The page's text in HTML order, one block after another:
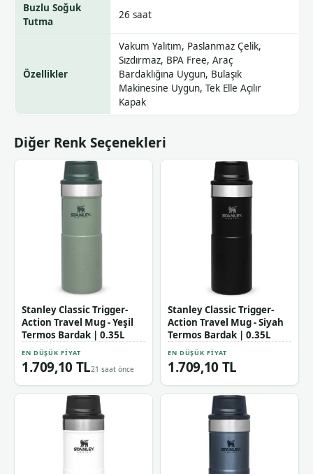
Buzlu Soğuk
Tutma
26 saat
Özellikler
Vakum Yalıtım, Paslanmaz Çelik,
Sızdırmaz, BPA Free, Araç
Bardaklığına Uygun, Bulaşık
Makinesine Uygun, Tek Elle Açılır
Kapak
Diğer Renk Seçenekleri
Stanley Classic Trigger-
Action Travel Mug - Yeşil
Termos Bardak | 0.35L
EN DÜŞÜK FIYAT
1.709,10 TL21 saat önce
Stanley Classic Trigger-
Action Travel Mug - Siyah
Termos Bardak | 0.35L
EN DÜŞÜK FIYAT
1.709,10 TL